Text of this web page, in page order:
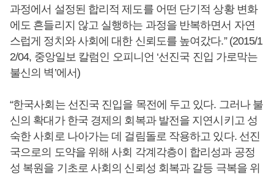
과정에서 설정된 합리적 제도를 어떤 단기적 상황 변화
에도 흔들리지 않고 실행하는 과정을 반복하면서 자연
스럽게 정치와 사회에 대한 신뢰도를 높여갔다.” (2015/1
2/04, 중앙일보 칼럼인 오피니언 ‘선진국 진입 가로막는
불신의 벽’에서)
“한국사회는 선진국 진입을 목전에 두고 있다. 그러나 불
신의 확대가 한국 경제의 회복과 발전을 지연시키고 성
숙한 사회로 나아가는 데 걸림돌로 작용하고 있다. 선진
국으로의 도약을 위해 사회 각계각층이 합리성과 공정
성 복원을 기초로 사회의 신뢰성 회복과 갈등 극복을 위